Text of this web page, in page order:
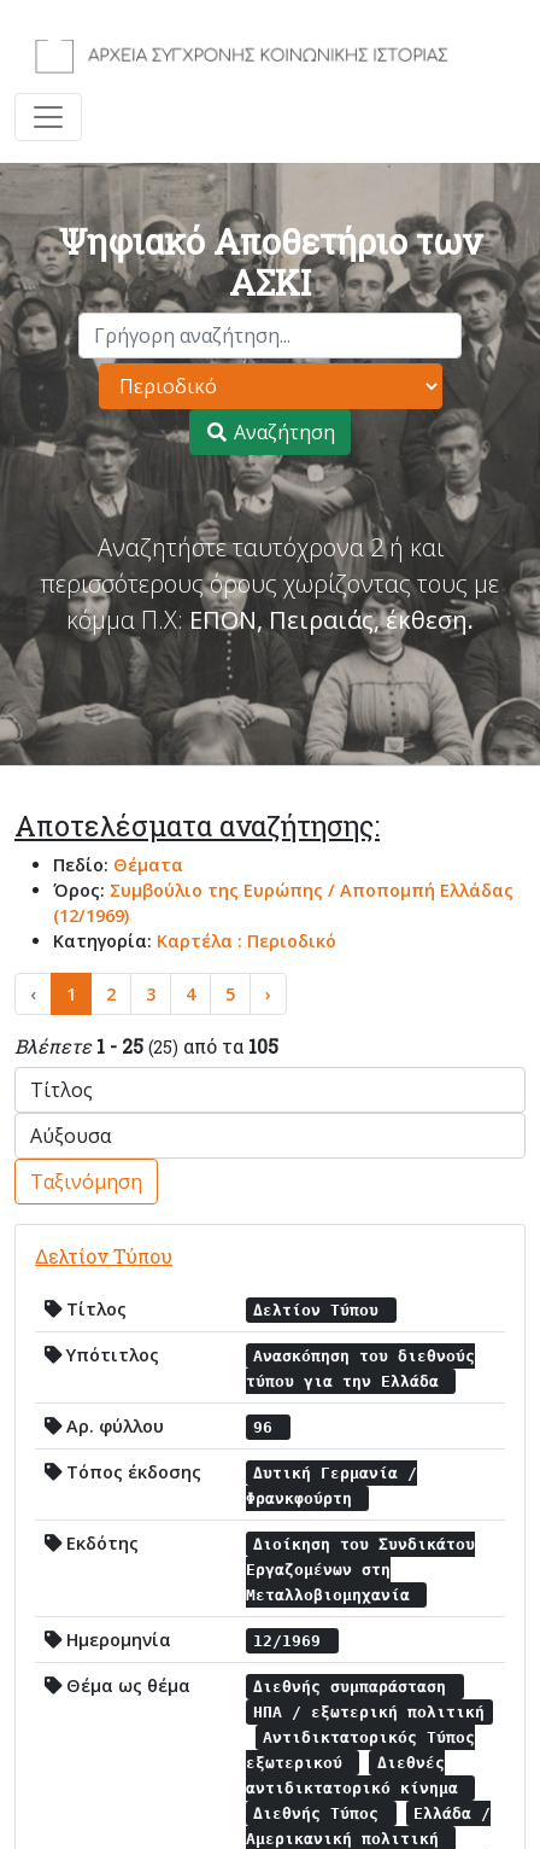
Ψηφιακό Αποθετήριο των
ΑΣΚΙ
Αναζήτηση
Αναζητήστε ταυτόχρονα 2 ή και
περισσότερους όρους χωρίζοντας τους με
κόμμα Π.Χ: ΕΠΟΝ, Πειραιάς, έκθεση.
Αποτελέσματα αναζήτησης:
Πεδίο: Θέματα
Όρος: Συμβούλιο της Ευρώπης / Αποπομπή Ελλάδας
(12/1969)
Κατηγορία: Καρτέλα : Περιοδικό
‹ 1 2 3 4 5 ›
Βλέπετε 1 - 25 (25) από τα 105
Ταξινόμηση
Δελτίον Τύπου
Τίτλος Δελτίον Τύπου
Υπότιτλος
Ανασκόπηση του διεθνούς
τύπου για την Ελλάδα
Αρ. φύλλου 96
Τόπος έκδοσης
Δυτική Γερμανία /
Φρανκφούρτη
Εκδότης
Διοίκηση του Συνδικάτου
Εργαζομένων στη
Μεταλλοβιομηχανία
Ημερομηνία 12/1969
Θέμα ως θέμα
Διεθνής συμπαράσταση
ΗΠΑ / εξωτερική πολιτική
Αντιδικτατορικός Τύπος
εξωτερικού
Διεθνές
αντιδικτατορικό κίνημα
Διεθνής Τύπος
Ελλάδα /
Αμερικανική πολιτική